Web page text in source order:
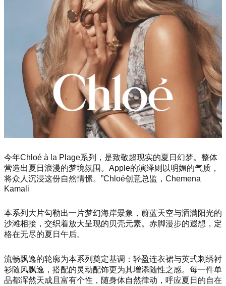
今年Chloé à la Plage系列，是致敬超现实的夏日幻梦。整体
营造出夏日浪漫的梦境氛围。Apple的演绎则以明媚的气质，
将众人沉浸这份自然情愫。”Chloé创意总监，Chemena
Kamali
本系列大片勾勒出一片梦幻海岸景象，蔚蓝天空与洒满阳光的
沙滩相接，交织着放大呈现的贝壳元素。赤脚漫步的遐想，定
格在无尽的夏日午后。
流畅飘逸的轮廓为本系列奠定基调：轻盈连衣裙与英式刺绣衬
衫随风飘逸，搭配的灵动配饰更为其增添随性之感。每一件单
品都浑然天成且富有个性，随身体自然律动，呼应夏日的自在